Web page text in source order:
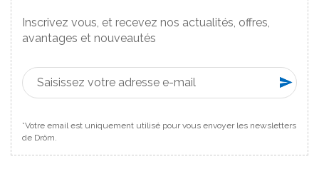
Inscrivez vous, et recevez nos actualités, offres,
avantages et nouveautés
*Votre email est uniquement utilisé pour vous envoyer les newsletters
de Dröm.